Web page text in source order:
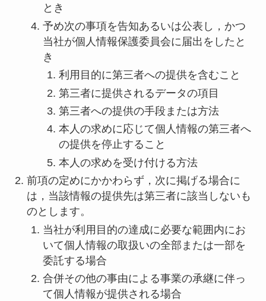
とき
予め次の事項を告知あるいは公表し，かつ
当社が個人情報保護委員会に届出をしたと
き
利用目的に第三者への提供を含むこと
第三者に提供されるデータの項目
第三者への提供の手段または方法
本人の求めに応じて個人情報の第三者へ
の提供を停止すること
本人の求めを受け付ける方法
前項の定めにかかわらず，次に掲げる場合に
は，当該情報の提供先は第三者に該当しないも
のとします。
当社が利用目的の達成に必要な範囲内にお
いて個人情報の取扱いの全部または一部を
委託する場合
合併その他の事由による事業の承継に伴っ
て個人情報が提供される場合